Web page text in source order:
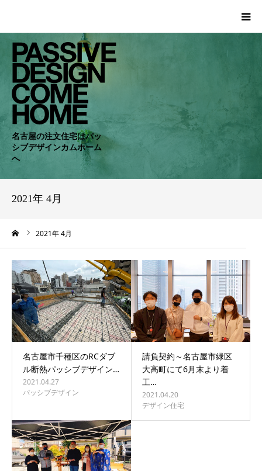
名古屋の注文住宅はパッ
シブデザインカムホーム
へ
2021年 4月
2021年 4月
名古屋市千種区のRCダブ
ル断熱パッシブデザイン…
2021.04.27
パッシブデザイン
請負契約～名古屋市緑区
大高町にて6月末より着
工…
2021.04.20
デザイン住宅
HOME
WORKS
COMPANY
CONCEPT
NEWS
BLOG
CONTACT